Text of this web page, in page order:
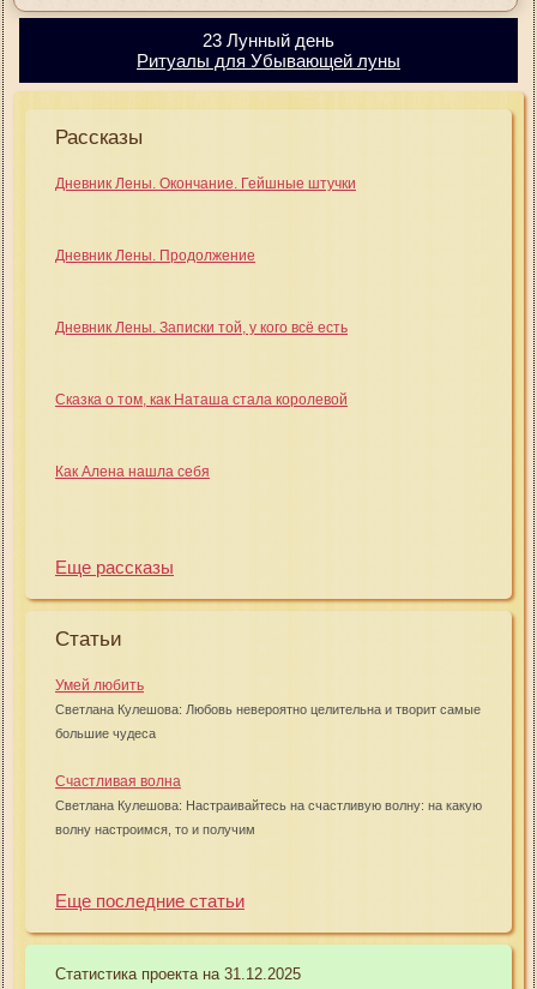
23 Лунный день
Ритуалы для Убывающей луны
Рассказы
Дневник Лены. Окончание. Гейшные штучки
Дневник Лены. Продолжение
Дневник Лены. Записки той, у кого всё есть
Сказка о том, как Наташа стала королевой
Как Алена нашла себя
Еще рассказы
Статьи
Умей любить
Светлана Кулешова: Любовь невероятно целительна и творит самые
большие чудеса
Счастливая волна
Светлана Кулешова: Настраивайтесь на счастливую волну: на какую
волну настроимся, то и получим
Еще последние статьи
Статистика проекта на 31.12.2025